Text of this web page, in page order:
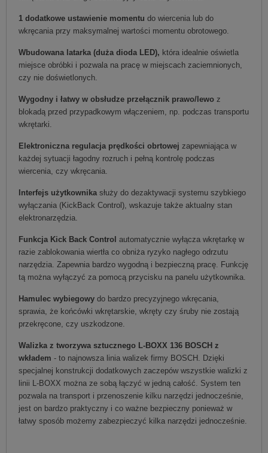
1 dodatkowe ustawienie momentu do wiercenia lub do
wkręcania przy maksymalnej wartości momentu obrotowego.
Wbudowana latarka (duża dioda LED), która idealnie oświetla
miejsce obróbki i pozwala na pracę w miejscach zaciemnionych,
czy nie doświetlonych.
Wygodny i łatwy w obsłudze przełącznik prawo/lewo z
blokadą przed przypadkowym włączeniem, np. podczas transportu
wkrętarki.
Elektroniczna regulacja prędkości obrtowej zapewniająca w
każdej sytuacji łagodny rozruch i pełną kontrolę podczas
wiercenia, czy wkręcania.
Interfejs użytkownika służy do dezaktywacji systemu szybkiego
wyłączania (KickBack Control), wskazuje także aktualny stan
elektronarzędzia.
Funkcja Kick Back Control automatycznie wyłącza wkrętarkę w
razie zablokowania wiertła co obniża ryzyko nagłego odrzutu
narzędzia. Zapewnia bardzo wygodną i bezpieczną pracę. Funkcję
tą można wyłączyć za pomocą przycisku na panelu użytkownika.
Hamulec wybiegowy do bardzo precyzyjnego wkręcania,
sprawia, że końcówki wkrętarskie, wkręty czy śruby nie zostają
przekręcone, czy uszkodzone.
Walizka z tworzywa sztucznego L-BOXX 136 BOSCH z
wkładem - to najnowsza linia walizek firmy BOSCH. Dzięki
specjalnej konstrukcji dodatkowych zaczepów wszystkie walizki z
linii L-BOXX można ze sobą łączyć w jedną całość. System ten
pozwala na transport i przenoszenie kilku narzędzi jednocześnie,
jest on bardzo praktyczny i co ważne bezpieczny ponieważ w
łatwy sposób możemy zabezpieczyć kilka narzędzi jednocześnie.